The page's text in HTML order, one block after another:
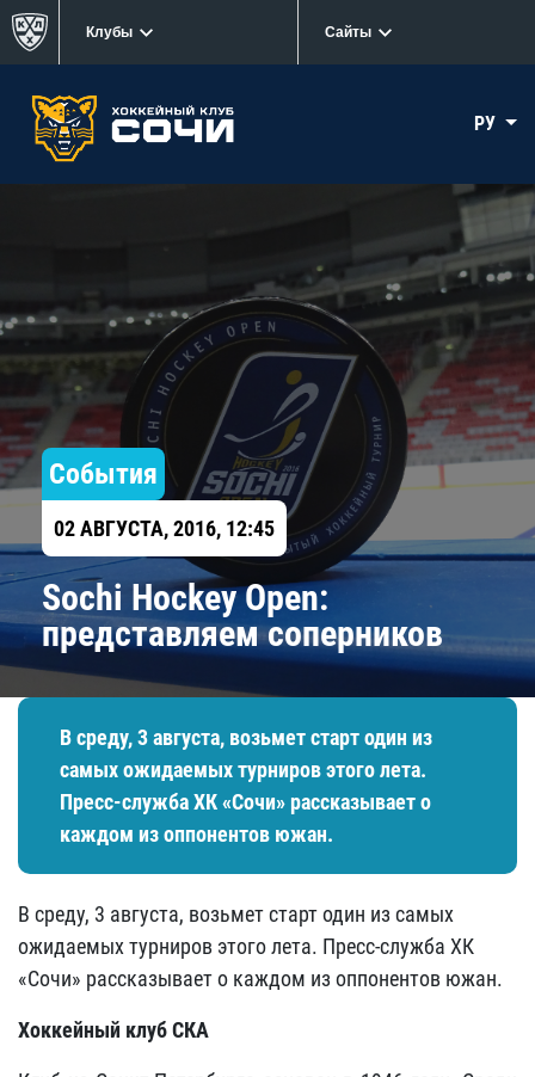
Клубы Сайты
РУ
События
02 АВГУСТА, 2016, 12:45
Sochi Hockey Open:
представляем соперников
В среду, 3 августа, возьмет старт один из
самых ожидаемых турниров этого лета.
Пресс-служба ХК «Сочи» рассказывает о
каждом из оппонентов южан.
В среду, 3 августа, возьмет старт один из самых
ожидаемых турниров этого лета. Пресс-служба ХК
«Сочи» рассказывает о каждом из оппонентов южан.
Хоккейный клуб СКА